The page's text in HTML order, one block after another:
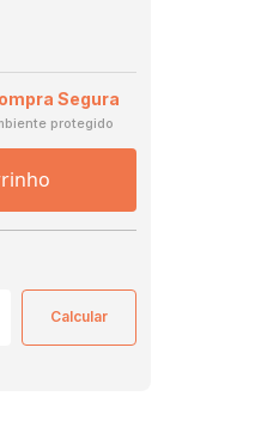
Segura
protegido